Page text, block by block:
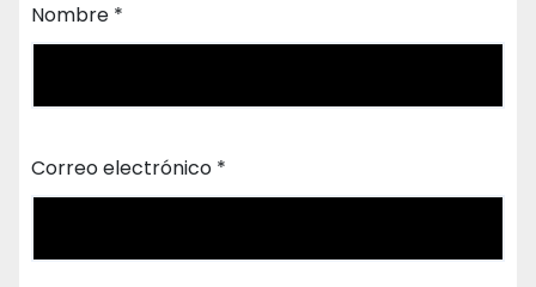
Nombre *
Correo electrónico *